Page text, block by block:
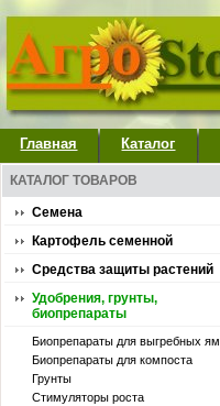
Главная Каталог
КАТАЛОГ ТОВАРОВ
Семена
Картофель семенной
Средства защиты растений
Удобрения, грунты,
биопрепараты
Биопрепараты для выгребных ям
Биопрепараты для компоста
Грунты
Стимуляторы роста